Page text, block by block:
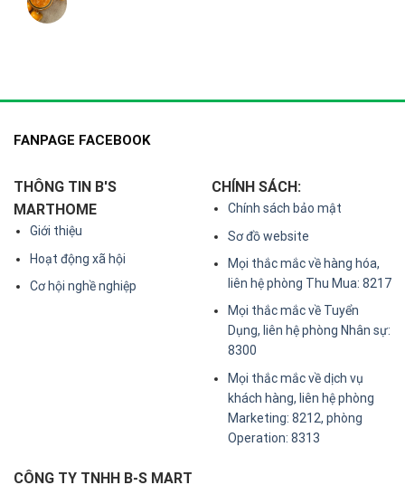
FANPAGE FACEBOOK
THÔNG TIN B'S
MARTHOME
Giới thiệu
Hoạt động xã hội
Cơ hội nghề nghiệp
CHÍNH SÁCH:
Chính sách bảo mật
Sơ đồ website
Mọi thắc mắc về hàng hóa,
liên hệ phòng Thu Mua: 8217
Mọi thắc mắc về Tuyển
Dụng, liên hệ phòng Nhân sự:
8300
Mọi thắc mắc về dịch vụ
khách hàng, liên hệ phòng
Marketing: 8212, phòng
Operation: 8313
CÔNG TY TNHH B-S MART